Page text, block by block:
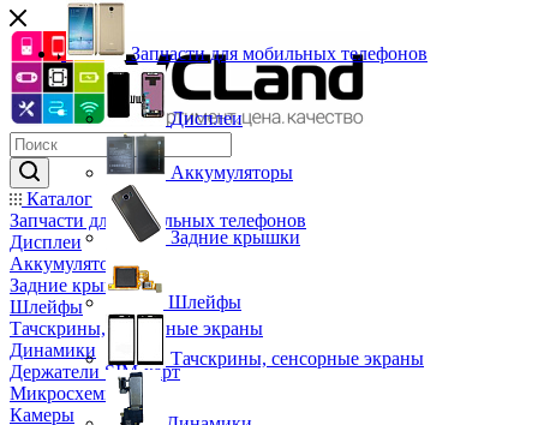
Каталог
Запчасти для мобильных телефонов
Дисплеи
Аккумуляторы
Задние крышки
Шлейфы
Тачскрины, сенсорные экраны
Динамики
Держатели SIM-карт
Микросхемы
Камеры
Запчасти для мобильных телефонов
Дисплеи
Аккумуляторы
Задние крышки
Шлейфы
Тачскрины, сенсорные экраны